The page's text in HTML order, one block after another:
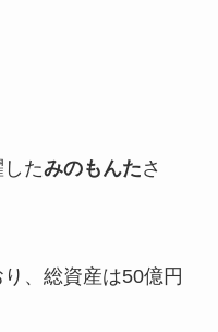
たみのもんたさ
、総資産は50億円